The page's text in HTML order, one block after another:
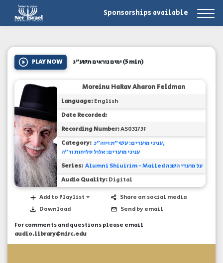
Sponsorships available
PLAY NOW ימים נוראים תשע"ג(5 min)
Moreinu HaRav Aharon Feldman
Language:English
Date Recorded:
Recording Number:AS03173F
Category: עניני מועדים: עשי"ת ויוה"כ
עניני מועדים: אלול סליחות ור"ה
Series:
Alumni Shiuirim - Mailed על מועדי השנה
Audio Quality:Digital
Add to Playlist
Download
Share on social media
Send by email
For comments and questions please email
audio.library@nirc.edu